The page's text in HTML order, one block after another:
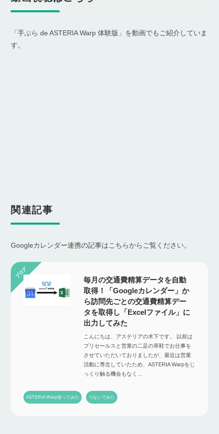
「手ぶら de ASTERIA Warp 体験版」を動画でもご紹介していま
す。
関連記事
Googleカレンダー連携の記事はこちらからご覧ください。
毎月の交通費精算データを自動
取得！「Googleカレンダー」か
ら訪問先ごとの交通費精算デー
タを取得し「Excelファイル」に
出力してみた
こんにちは、アステリアの木下です。 以前は
プリセールスと営業の二足の草鞋でお仕事を
させていただいておりましたが、最近は営業
活動に専念していたため、ASTERIA Warpをじ
っくり触る機会もなく...
ASTERIA Warp使ってみた つないでみた